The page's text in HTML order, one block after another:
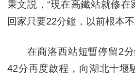
秉文説，“現在高鐵站就修在
回家只要22分鐘，以前根本
在商洛西站短暫停留2分
42分再度啟程，向湖北十堰